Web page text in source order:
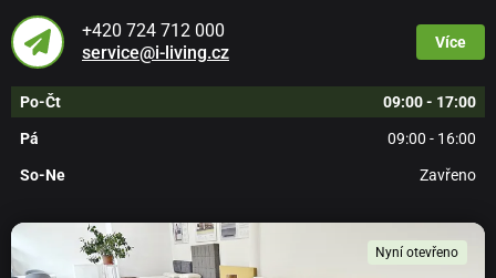
+420 724 712 000
service@i-living.cz
Více
Po-Čt 09:00 - 17:00
Pá 09:00 - 16:00
So-Ne Zavřeno
Nyní otevřeno